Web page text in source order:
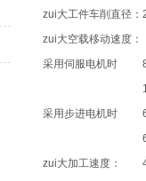
zui大工件车削直径：
zui大空载移动速度：
采用伺服电机时
采用步进电机时
zui大加工速度：